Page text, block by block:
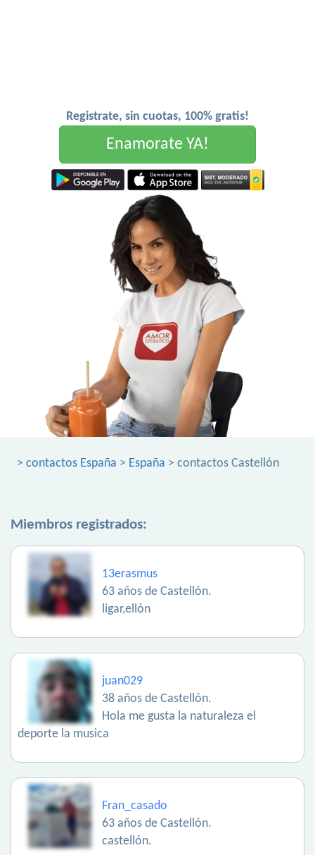
Registrate, sin cuotas, 100% gratis!
Enamorate YA!
> contactos España > España > contactos Castellón
Miembros registrados:
13erasmus
63 años de Castellón.
ligar,ellón
juan029
38 años de Castellón.
Hola me gusta la naturaleza el
deporte la musica
Fran_casado
63 años de Castellón.
castellón.